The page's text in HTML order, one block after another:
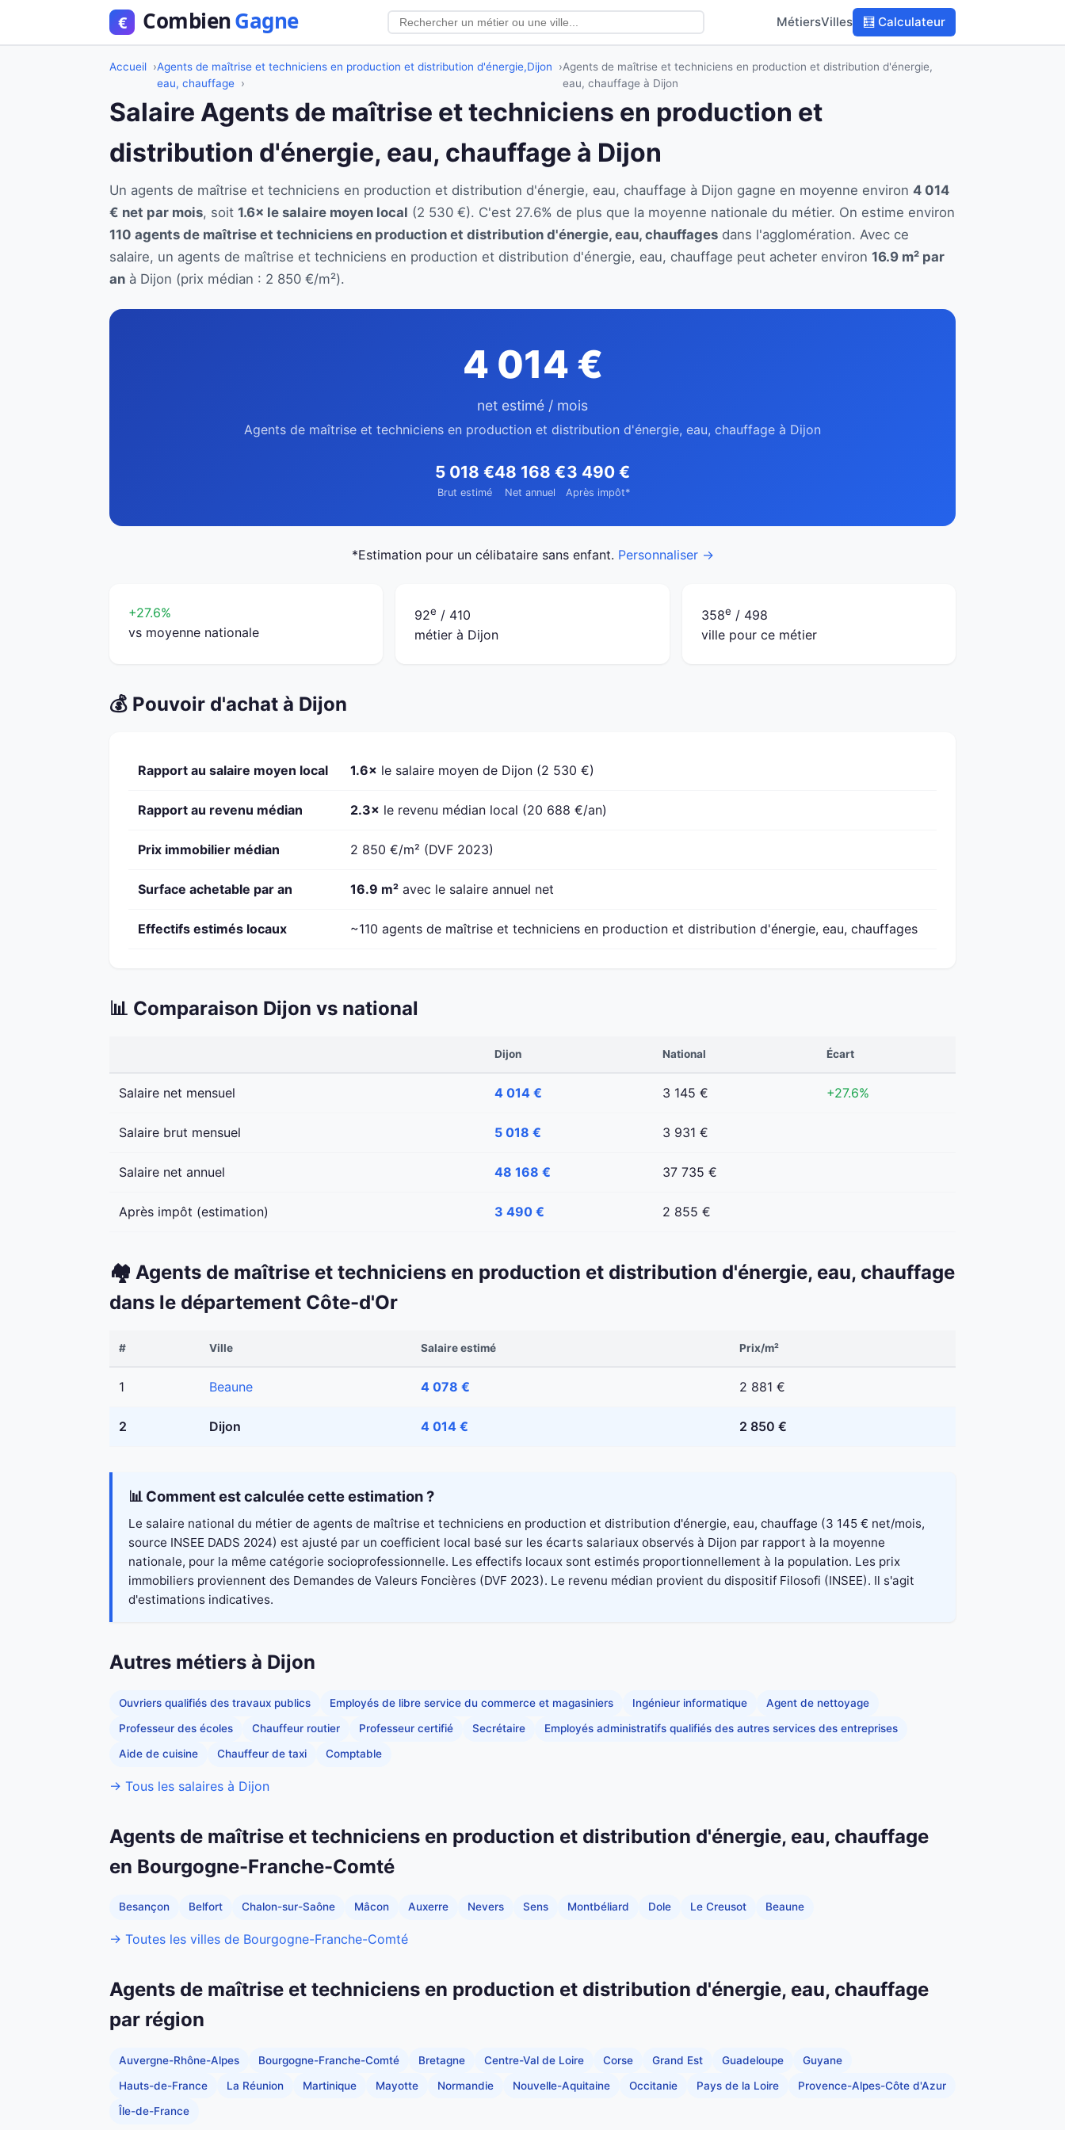
MétiersVilles 🧮 Calculateur
Accueil
Agents de maîtrise et techniciens en production et distribution d'énergie,
eau, chauffage
Dijon
Agents de maîtrise et techniciens en production et distribution d'énergie,
eau, chauffage à Dijon
Salaire Agents de maîtrise et techniciens en production et
distribution d'énergie, eau, chauffage à Dijon
Un agents de maîtrise et techniciens en production et distribution d'énergie, eau, chauffage à Dijon gagne en moyenne environ 4 014
€ net par mois, soit 1.6× le salaire moyen local (2 530 €). C'est 27.6% de plus que la moyenne nationale du métier. On estime environ
110 agents de maîtrise et techniciens en production et distribution d'énergie, eau, chauffages dans l'agglomération. Avec ce
salaire, un agents de maîtrise et techniciens en production et distribution d'énergie, eau, chauffage peut acheter environ 16.9 m² par
an à Dijon (prix médian : 2 850 €/m²).
4 014 €
net estimé / mois
Agents de maîtrise et techniciens en production et distribution d'énergie, eau, chauffage à Dijon
5 018 €
Brut estimé
48 168 €
Net annuel
3 490 €
Après impôt*
*Estimation pour un célibataire sans enfant. Personnaliser →
+27.6%
vs moyenne nationale
92e / 410
métier à Dijon
358e / 498
ville pour ce métier
💰 Pouvoir d'achat à Dijon
Rapport au salaire moyen local 1.6× le salaire moyen de Dijon (2 530 €)
Rapport au revenu médian 2.3× le revenu médian local (20 688 €/an)
Prix immobilier médian 2 850 €/m² (DVF 2023)
Surface achetable par an 16.9 m² avec le salaire annuel net
Effectifs estimés locaux ~110 agents de maîtrise et techniciens en production et distribution d'énergie, eau, chauffages
📊 Comparaison Dijon vs national
Dijon National Écart
Salaire net mensuel 4 014 € 3 145 € +27.6%
Salaire brut mensuel 5 018 € 3 931 €
Salaire net annuel 48 168 € 37 735 €
Après impôt (estimation) 3 490 € 2 855 €
🏘️ Agents de maîtrise et techniciens en production et distribution d'énergie, eau, chauffage
dans le département Côte-d'Or
# Ville Salaire estimé Prix/m²
1 Beaune 4 078 € 2 881 €
2 Dijon 4 014 € 2 850 €
📊 Comment est calculée cette estimation ?
Le salaire national du métier de agents de maîtrise et techniciens en production et distribution d'énergie, eau, chauffage (3 145 € net/mois,
source INSEE DADS 2024) est ajusté par un coefficient local basé sur les écarts salariaux observés à Dijon par rapport à la moyenne
nationale, pour la même catégorie socioprofessionnelle. Les effectifs locaux sont estimés proportionnellement à la population. Les prix
immobiliers proviennent des Demandes de Valeurs Foncières (DVF 2023). Le revenu médian provient du dispositif Filosofi (INSEE). Il s'agit
d'estimations indicatives.
Autres métiers à Dijon
Ouvriers qualifiés des travaux publics Employés de libre service du commerce et magasiniers Ingénieur informatique Agent de nettoyage
Professeur des écoles Chauffeur routier Professeur certifié Secrétaire Employés administratifs qualifiés des autres services des entreprises
Aide de cuisine Chauffeur de taxi Comptable
→ Tous les salaires à Dijon
Agents de maîtrise et techniciens en production et distribution d'énergie, eau, chauffage
en Bourgogne-Franche-Comté
Besançon Belfort Chalon-sur-Saône Mâcon Auxerre Nevers Sens Montbéliard Dole Le Creusot Beaune
→ Toutes les villes de Bourgogne-Franche-Comté
Agents de maîtrise et techniciens en production et distribution d'énergie, eau, chauffage
par région
Auvergne-Rhône-Alpes Bourgogne-Franche-Comté Bretagne Centre-Val de Loire Corse Grand Est Guadeloupe Guyane
Hauts-de-France La Réunion Martinique Mayotte Normandie Nouvelle-Aquitaine Occitanie Pays de la Loire Provence-Alpes-Côte d'Azur
Île-de-France